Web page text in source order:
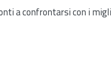
a confrontarsi con i